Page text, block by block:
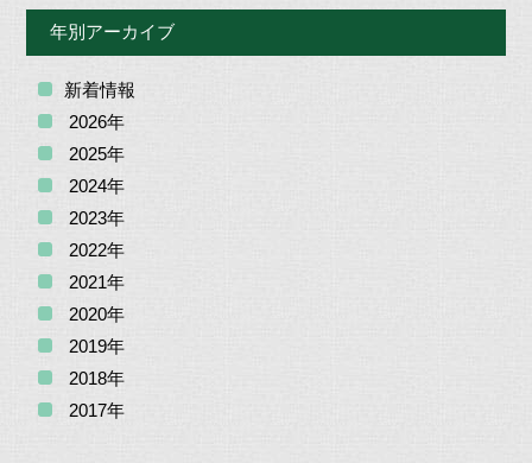
年別アーカイブ
新着情報
2026年
2025年
2024年
2023年
2022年
2021年
2020年
2019年
2018年
2017年